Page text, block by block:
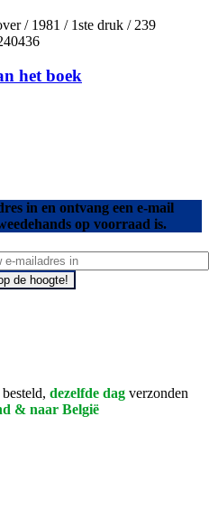
/ 1981 / 1ste druk / 239
het boek
in en ontvang een e-mail
op voorraad is.
de hoogte!
dezelfde dag verzonden
& naar België